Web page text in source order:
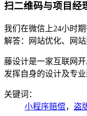
扫二维码与项目经
我们在微信上24小时
解答：网站优化、网
藤设计是一家互联网
发挥自身的设计及专
关键词：
小程序赔偿， 盗